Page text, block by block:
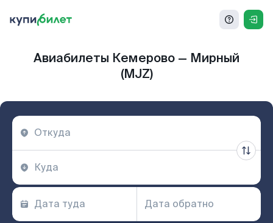
Авиабилеты Кемерово — Мирный
(MJZ)